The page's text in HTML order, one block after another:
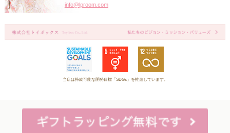
info@lproom.com
当店は持続可能な開発目標「SDGs」を推進しています。